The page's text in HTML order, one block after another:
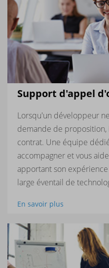
Support d'appel
Lorsqu'un développeur
demande de
contrat. Une équipe
accompagner et vous
apportant son
large éventail de
En savoir plus